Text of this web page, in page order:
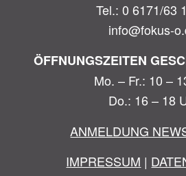
Tel.: 0 6171/63
info@fokus-
ÖFFNUNGSZEITEN
Mo. – Fr.: 10 –
Do.: 16 – 18
ANMELDUNG
IMPRESSUM |